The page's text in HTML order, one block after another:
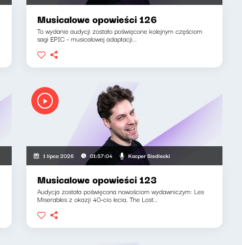
Musicalowe opowieści 126
To wydanie audycji zostało poświęcone kolejnym częściom
sagi EPIC - musicalowej adaptacji...
1 lipca 2026 01:57:04 Kacper Siedlecki
Musicalowe opowieści 123
Audycja została poświęcona nowościom wydawniczym: Les
Miserables z okazji 40-cio lecia, The Lost...